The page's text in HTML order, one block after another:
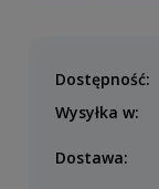
Dostępność:
Wysyłka w:
Dostawa: